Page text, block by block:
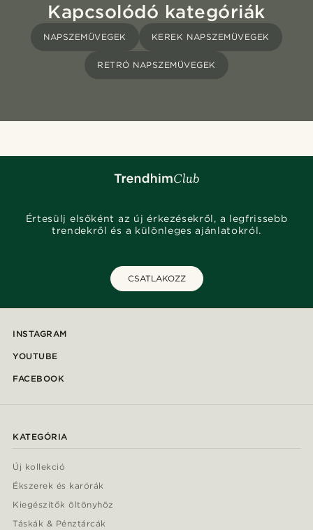
Kapcsolódó kategóriák
NAPSZEMÜVEGEK KEREK NAPSZEMÜVEGEK
RETRÓ NAPSZEMÜVEGEK
Értesülj elsőként az új érkezésekről, a legfrissebb
trendekről és a különleges ajánlatokról.
CSATLAKOZZ
INSTAGRAM
YOUTUBE
FACEBOOK
KATEGÓRIA
Új kollekció
Ékszerek és karórák
Kiegészítők öltönyhöz
Táskák & Pénztárcák